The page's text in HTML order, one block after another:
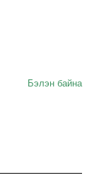
Бэлэн байна